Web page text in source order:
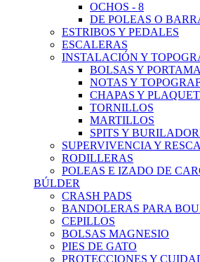
OCHOS - 8
DE POLEAS O
ESTRIBOS Y PEDALES
ESCALERAS
INSTALACIÓN Y
BOLSAS Y
NOTAS Y
CHAPAS Y
TORNILLOS
MARTILLOS
SPITS Y
SUPERVIVENCIA Y
RODILLERAS
POLEAS E IZADO DE
BÚLDER
CRASH PADS
BANDOLERAS PARA
CEPILLOS
BOLSAS MAGNESIO
PIES DE GATO
PROTECCIONES Y